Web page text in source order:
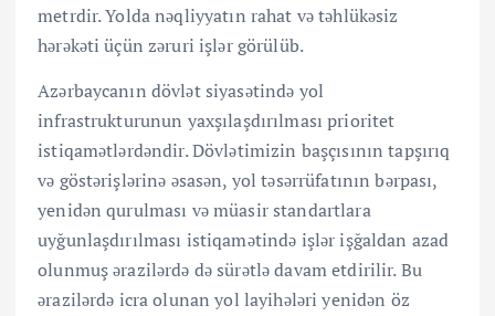
metrdir. Yolda nəqliyyatın rahat və təhlükəsiz
hərəkəti üçün zəruri işlər görülüb.
Azərbaycanın dövlət siyasətində yol
infrastrukturunun yaxşılaşdırılması prioritet
istiqamətlərdəndir. Dövlətimizin başçısının tapşırıq
və göstərişlərinə əsasən, yol təsərrüfatının bərpası,
yenidən qurulması və müasir standartlara
uyğunlaşdırılması istiqamətində işlər işğaldan azad
olunmuş ərazilərdə də sürətlə davam etdirilir. Bu
ərazilərdə icra olunan yol layihələri yenidən öz